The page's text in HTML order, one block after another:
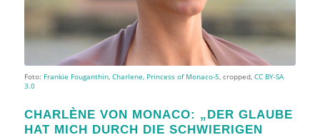
Foto: Frankie Fouganthin, Charlene, Princess of Monaco-5, cropped, CC BY-SA
3.0
CHARLÈNE VON MONACO: „DER GLAUBE
HAT MICH DURCH DIE SCHWIERIGEN